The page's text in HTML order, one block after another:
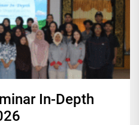
In-Depth